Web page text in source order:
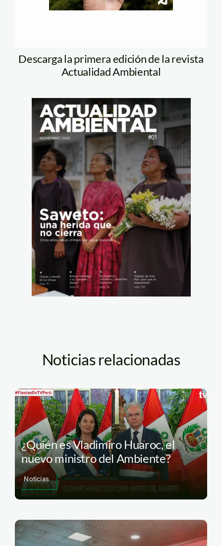
Descarga la primera edición de la revista
Actualidad Ambiental
Noticias relacionadas
¿Quién es Vladimiro Huaroc, el
nuevo ministro del Ambiente?
Noticias